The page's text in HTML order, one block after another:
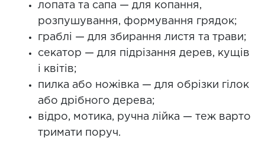
лопата та сапа — для копання,
розпушування, формування грядок;
граблі — для збирання листя та трави;
секатор — для підрізання дерев, кущів
і квітів;
пилка або ножівка — для обрізки гілок
або дрібного дерева;
відро, мотика, ручна лійка — теж варто
тримати поруч.